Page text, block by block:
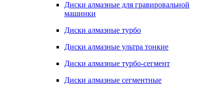
Диски алмазные для гравировальной
машинки
Диски алмазные турбо
Диски алмазные ультра тонкие
Диски алмазные турбо-сегмент
Диски алмазные сегментные